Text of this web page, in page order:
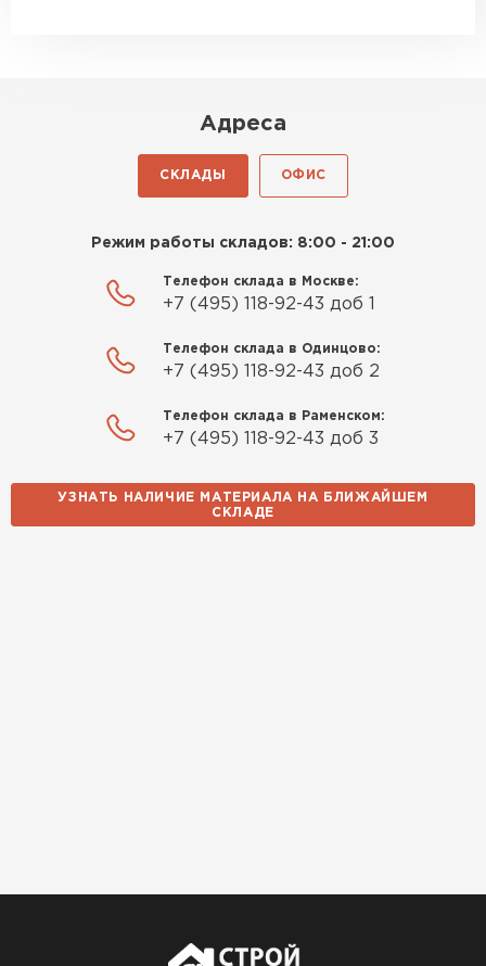
Адреса
СКЛАДЫ ОФИС
Режим работы складов: 8:00 - 21:00
Телефон склада в Москве:
+7 (495) 118-92-43 доб 1
Телефон склада в Одинцово:
+7 (495) 118-92-43 доб 2
Телефон склада в Раменском:
+7 (495) 118-92-43 доб 3
УЗНАТЬ НАЛИЧИЕ МАТЕРИАЛА НА БЛИЖАЙШЕМ
СКЛАДЕ